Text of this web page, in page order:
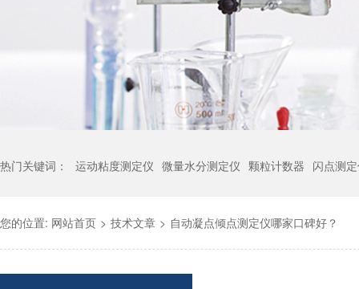
热门关键词： 运动粘度测定仪 微量水分测定仪 颗粒计数器 闪点测
您的位置: 网站首页 > 技术文章 > 自动凝点倾点测定仪哪家口碑好？